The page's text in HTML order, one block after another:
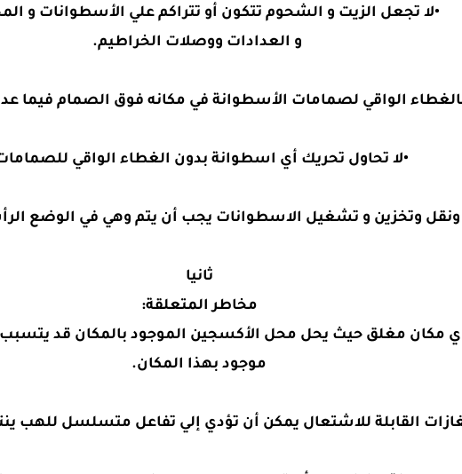
•لا تجعل الزيت و الشحوم تتكون أو تتراكم علي الأسطوانات و
و العدادات ووصلات الخراطيم.
الواقي لصمامات الأسطوانة في مكانه فوق الصمام فيما عدا
•لا تحاول تحريك أي اسطوانة بدون الغطاء الواقي
ونقل وتخزين و تشغيل الاسطوانات يجب أن يتم وهي في الوضع
ثانيا
مخاطر المتعلقة:
مكان مغلق حيث يحل محل الأكسجين الموجود بالمكان قد
موجود بهذا المكان.
القابلة للاشتعال يمكن أن تؤدي إلي تفاعل متسلسل للهب